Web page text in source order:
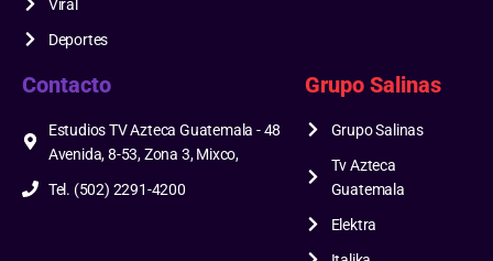
Viral
Deportes
Contacto
Estudios TV Azteca Guatemala - 48
Avenida, 8-53, Zona 3, Mixco,
Tel. (502) 2291-4200
Grupo Salinas
Grupo Salinas
Tv Azteca
Guatemala
Elektra